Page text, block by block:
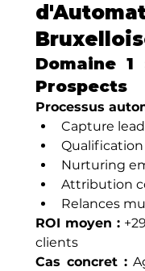
Domaine
Prospects
Processus
Capture
Nurturing
Attribution
Relances
ROI moyen :
clients
Cas concret :